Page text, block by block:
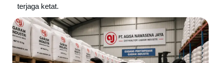
terjaga ketat.